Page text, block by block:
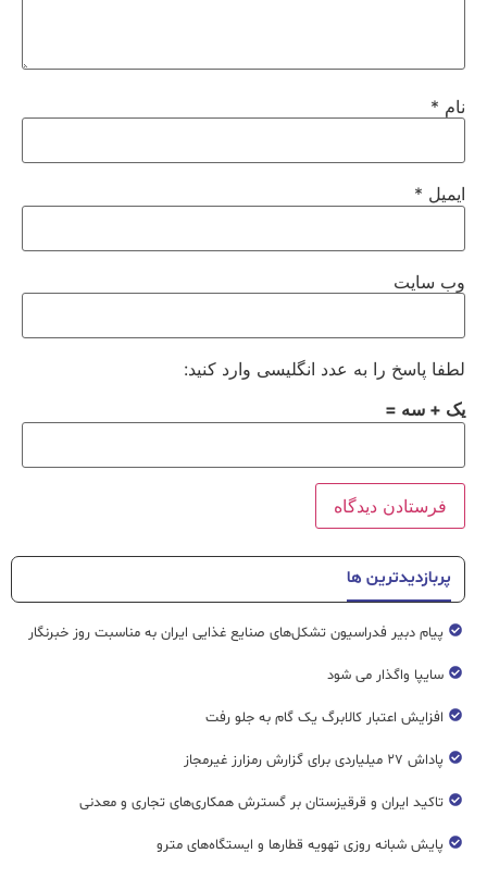
نام *
ایمیل *
وب‌ سایت
لطفا پاسخ را به عدد انگلیسی وارد کنید:
یک + سه =
پربازدیدترین ها
پیام دبیر فدراسیون تشکل‌های صنایع غذایی ایران به مناسبت روز خبرنگار
سایپا واگذار می شود
افزایش اعتبار کالابرگ یک گام به جلو رفت
پاداش ۲۷ میلیاردی برای گزارش رمزارز غیرمجاز
تاکید ایران و قرقیزستان بر گسترش همکاری‌های تجاری و معدنی
پایش شبانه روزی تهویه قطار‌ها و ایستگاه‌های مترو